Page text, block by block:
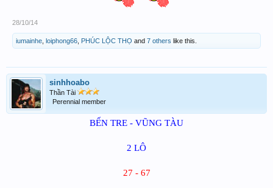
28/10/14
iumainhe loiphong66 PHÚC LỘC THỌ and 7 others like this.
sinhhoabo
Thần Tài
Perennial member
BẾN TRE - VŨNG TÀU
2 LÔ
27 - 67